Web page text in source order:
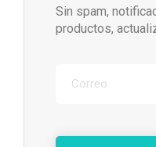
Sin spam,
productos,